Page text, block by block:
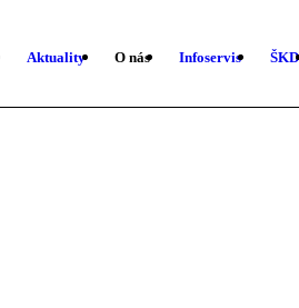
Aktuality O nás Infoservis ŠKD